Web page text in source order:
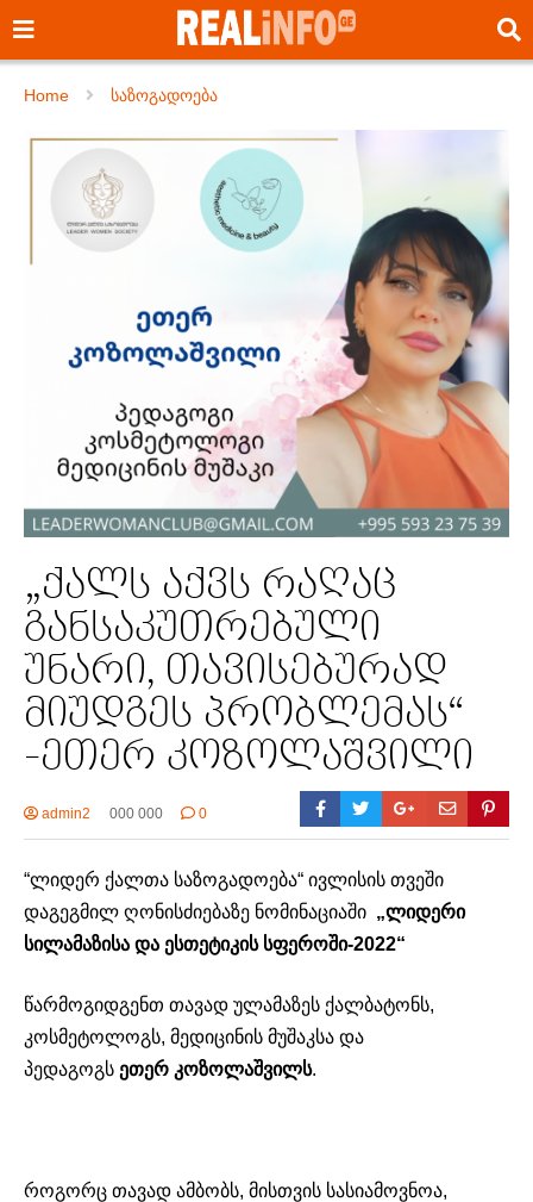
Home საზოგადოება
„ქალს აქვს რაღაც
განსაკუთრებული
უნარი, თავისებურად
მიუდგეს პრობლემას“
-ეთერ კოზოლაშვილი
admin2 000 000 0
“ლიდერ ქალთა საზოგადოება“ ივლისის თვეში
დაგეგმილ ღონისძიებაზე ნომინაციაში „ლიდერი
სილამაზისა და ესთეტიკის სფეროში-2022“
წარმოგიდგენთ თავად ულამაზეს ქალბატონს,
კოსმეტოლოგს, მედიცინის მუშაკსა და
პედაგოგს ეთერ კოზოლაშვილს.
როგორც თავად ამბობს, მისთვის სასიამოვნოა,